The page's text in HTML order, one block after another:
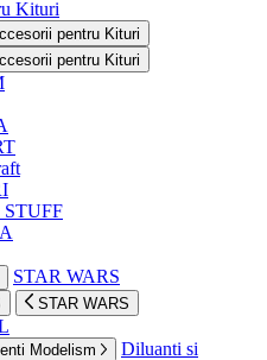
Kituri
pentru Kituri
pentru Kituri
STUFF
STAR WARS
STAR WARS
Modelism
Diluanti si